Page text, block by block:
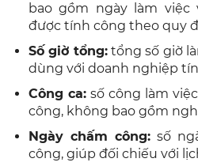
bao gồm ngày làm việc
được tính công theo quy
Số giờ tổng:tổng số giờ
dùng với doanh nghiệp
Công ca:số công làm
công, không bao gồm
Ngày chấm công: số
công, giúp đối chiếu với